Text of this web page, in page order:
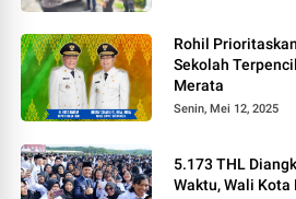
Rohil
Sekolah
Merata
Senin, Mei 12, 2025
5.173 THL
Waktu, Wali Kota